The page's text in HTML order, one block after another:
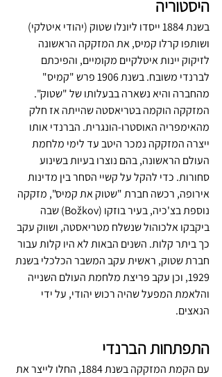
היסטוריה
בשנת 1884 ייסדו ליונלו שטוק (יהודי איטלקי)
ושותפו קרלו קמיס, את המזקקה הראשונה
לזיקוק יינות איטלקיים מקומיים, והפיכתם
לברנדי משובח. בשנת 1906 פרש "קמיס"
מהחברה והיא נשארה בבעלותו של "שטוק".
המזקקה הוקמה בטריאסטה שהייתה אז חלק
מהאימפריה האוסטרו-הונגרית. הברנדי אותו
ייצרה המזקקה נמכר היטב עד לימי מלחמת
העולם הראשונה, בהם נוצרו בעיות בשינוע
סחורות. כדי להקל על קשיי הסחר בין מדינות
אירופה, רכשה חברת "שטוק את קמיס", מזקקה
נוספת בצ'כיה, בעיר בוזקו (Božkov) שבה
ביקבקו אלכוהול שנשלח מטריאסטה, ושווק עקב
כך ביתר קלות. השנים הבאות לא היו קלות עבור
חברת שטוק, ראשית עקב המשבר הכלכלי בשנת
1929, וכן עקב פריצת מלחמת העולם השנייה
והלאמת המפעל שהיה רכוש יהודי, על ידי
הנאצים.
התפתחות הברנדי
עם הקמת המזקקה בשנת 1884, החלו לייצר את